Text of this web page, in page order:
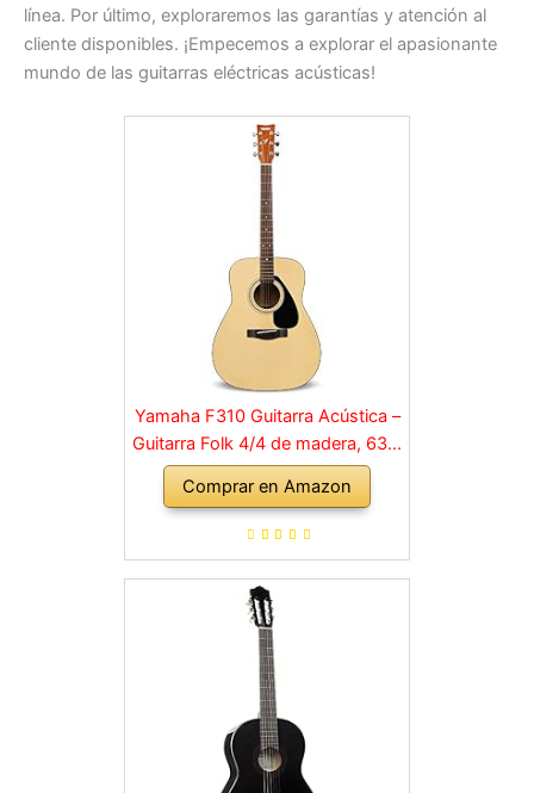
línea. Por último, exploraremos las garantías y atención al
cliente disponibles. ¡Empecemos a explorar el apasionante
mundo de las guitarras eléctricas acústicas!
Yamaha F310 Guitarra Acústica –
Guitarra Folk 4/4 de madera, 63.4
cm, escala 25 pulgadas, 6
cuerdas metálicas, color Madera
natural
Comprar en Amazon